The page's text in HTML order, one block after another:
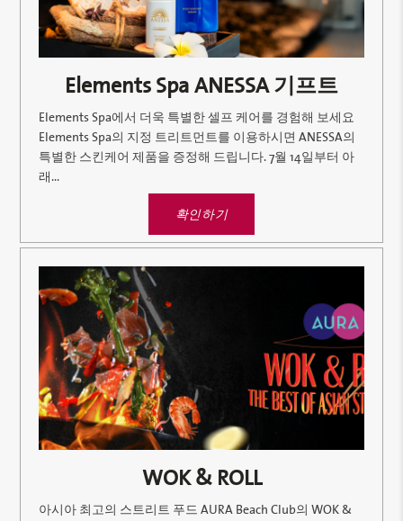
Elements Spa ANESSA 기프트
Elements Spa에서 더욱 특별한 셀프 케어를 경험해 보세요
Elements Spa의 지정 트리트먼트를 이용하시면 ANESSA의
특별한 스킨케어 제품을 증정해 드립니다. 7월 14일부터 아
래...
확인하기
WOK & ROLL
아시아 최고의 스트리트 푸드 AURA Beach Club의 WOK &